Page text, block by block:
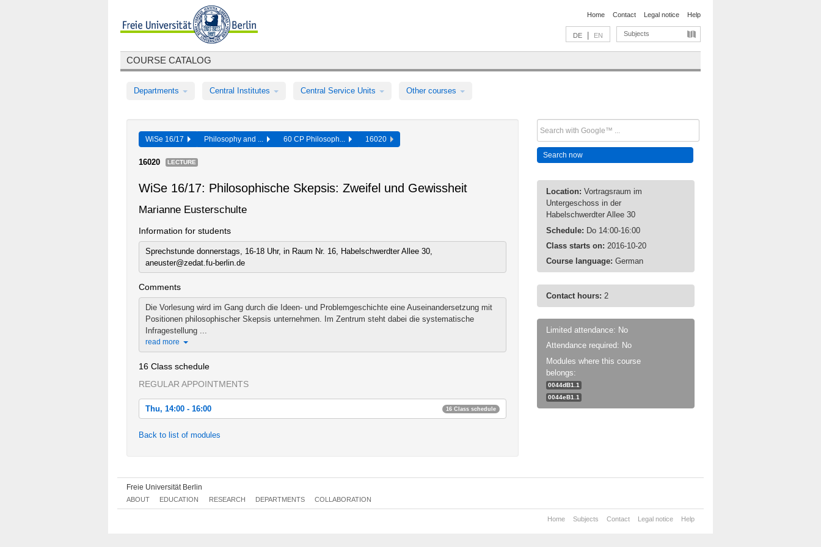
Home Contact Legal notice Help
DE EN Subjects
COURSE CATALOG
Departments Central Institutes Central Service Units Other courses
WiSe 16/17 Philosophy and ... 60 CP Philosoph... 16020
16020 LECTURE
WiSe 16/17: Philosophische Skepsis: Zweifel und Gewissheit
Marianne Eusterschulte
Information for students
Sprechstunde donnerstags, 16-18 Uhr, in Raum Nr. 16, Habelschwerdter Allee 30,
aneuster@zedat.fu-berlin.de
Comments
Die Vorlesung wird im Gang durch die Ideen- und Problemgeschichte eine Auseinandersetzung mit
Positionen philosophischer Skepsis unternehmen. Im Zentrum steht dabei die systematische
Infragestellung ...
read more
16 Class schedule
REGULAR APPOINTMENTS
Thu, 14:00 - 16:00 16 Class schedule
Thu, 2016-11-10 14:00 - 16:00
Thu, 2016-11-17 14:00 - 16:00
Back to list of modules
Location: Vortragsraum im
Untergeschoss in der
Habelschwerdter Allee 30
Schedule: Do 14:00-16:00
Class starts on: 2016-10-20
Course language: German
Contact hours: 2
Limited attendance: No
Attendance required: No
Modules where this course
belongs:
0044dB1.1
0044eB1.1
Freie Universität Berlin
ABOUT EDUCATION RESEARCH DEPARTMENTS COLLABORATION
Home Subjects Contact Legal notice Help